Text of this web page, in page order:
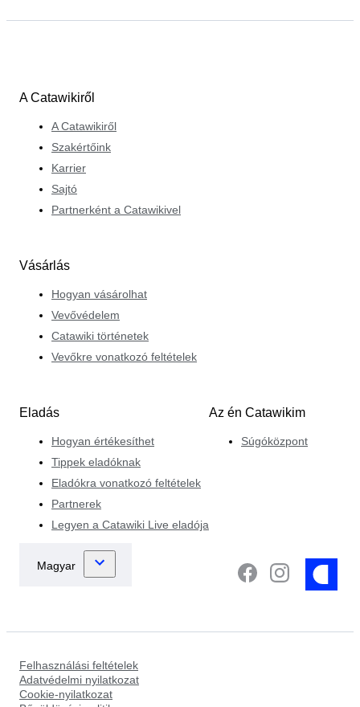
A Catawikiről
A Catawikiről
Szakértőink
Karrier
Sajtó
Partnerként a Catawikivel
Vásárlás
Hogyan vásárolhat
Vevővédelem
Catawiki történetek
Vevőkre vonatkozó feltételek
Eladás
Hogyan értékesíthet
Tippek eladóknak
Eladókra vonatkozó feltételek
Partnerek
Legyen a Catawiki Live eladója
Az én Catawikim
Súgóközpont
Felhasználási feltételek
Adatvédelmi nyilatkozat
Cookie-nyilatkozat